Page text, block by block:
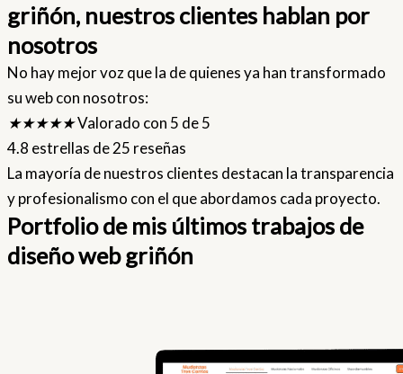
griñón, nuestros clientes hablan por
nosotros
No hay mejor voz que la de quienes ya han transformado
su web con nosotros:
★★★★★Valorado con 5 de 5
4.8 estrellas de 25 reseñas
La mayoría de nuestros clientes destacan la transparencia
y profesionalismo con el que abordamos cada proyecto.
Portfolio de mis últimos trabajos de
diseño web griñón